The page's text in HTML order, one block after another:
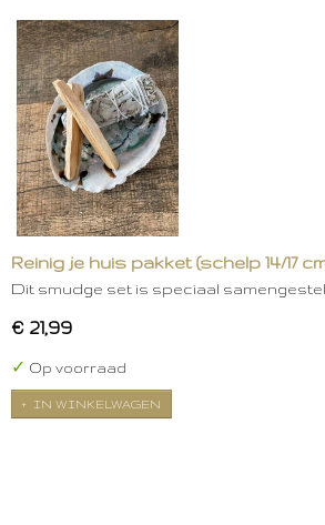
Reinig je huis pakket (schelp 14/17
Dit smudge set is speciaal
€ 21,99
✓ Op voorraad
IN WINKELWAGEN